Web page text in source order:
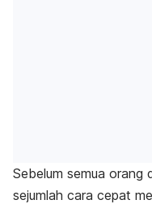
Sebelum semua orang
sejumlah cara cepat